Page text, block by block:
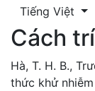
Tiếng Việt
Cách
Hà, T. H. B.,
thức khử